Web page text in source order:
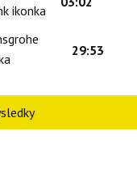
29:53